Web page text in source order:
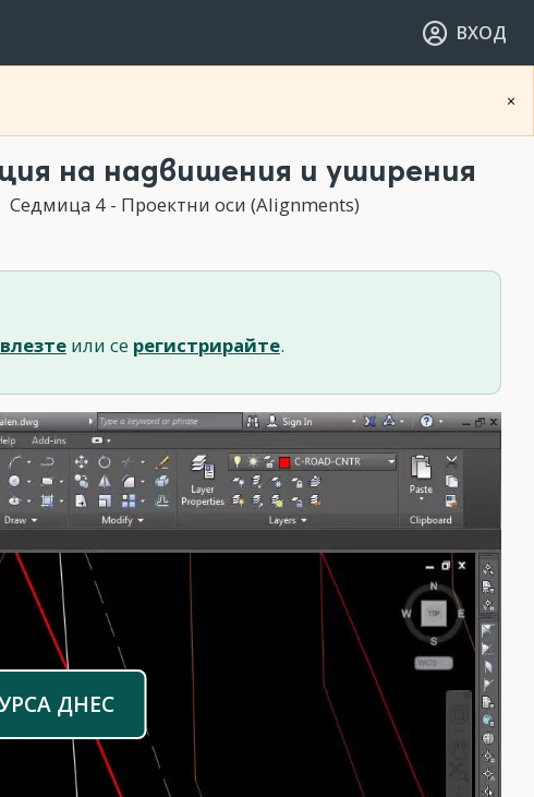
ВХОД
×
на надвишения и уширения
Седмица 4 - Проектни оси (Alignments)
влезте или се регистрирайте.
ДНЕС